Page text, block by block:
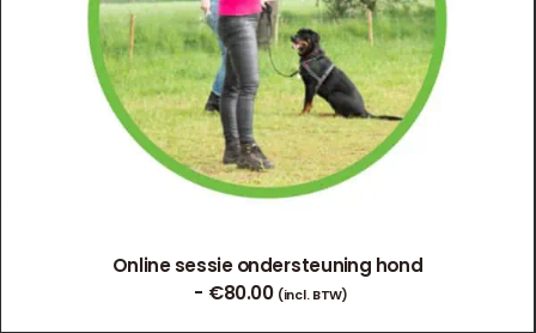
Online sessie ondersteuning hond
€80.00 (incl. BTW)